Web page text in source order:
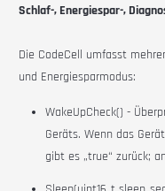
Schlaf-, Energiespar-,
Die CodeCell umfasst
und Energiesparmodus:
WakeUpCheck() -
Geräts. Wenn das
gibt es „true“ zurück;